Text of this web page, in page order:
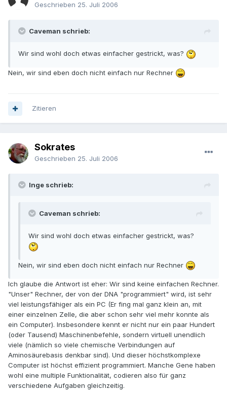
Geschrieben 25. Juli 2006
Caveman schrieb:
Wir sind wohl doch etwas einfacher gestrickt, was?
Nein, wir sind eben doch nicht einfach nur Rechner
Zitieren
Sokrates
Geschrieben 25. Juli 2006
Inge schrieb:
Caveman schrieb:
Wir sind wohl doch etwas einfacher gestrickt, was?
Nein, wir sind eben doch nicht einfach nur Rechner
Ich glaube die Antwort ist eher: Wir sind keine einfachen Rechner.
"Unser" Rechner, der von der DNA "programmiert" wird, ist sehr
viel leistungsfähiger als ein PC (Er fing mal ganz klein an, mit
einer einzelnen Zelle, die aber schon sehr viel mehr konnte als
ein Computer). Insbesondere kennt er nicht nur ein paar Hundert
(oder Tausend) Maschinenbefehle, sondern virtuell unendlich
viele (nämlich so viele chemische Verbindungen auf
Aminosäurebasis denkbar sind). Und dieser höchstkomplexe
Computer ist höchst effizient programmiert. Manche Gene haben
wohl eine multiple Funktionalität, codieren also für ganz
verschiedene Aufgaben gleichzeitig.